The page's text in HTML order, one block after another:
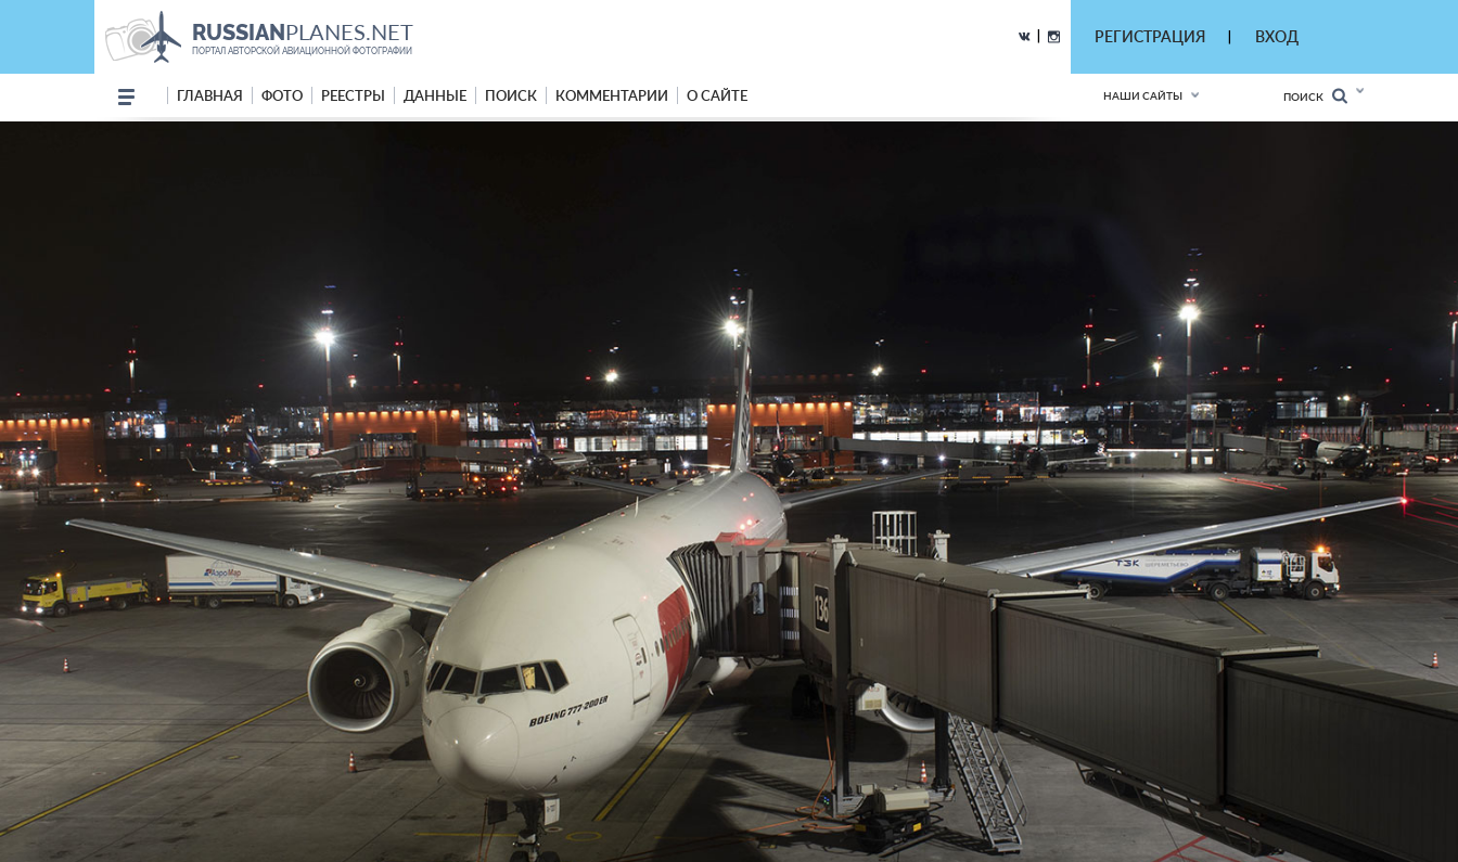
RUSSIANPLANES.NET
ПОРТАЛ АВТОРСКОЙ АВИАЦИОННОЙ ФОТОГРАФИИ
РЕГИСТРАЦИЯ ВХОД
ГЛАВНАЯ ФОТО РЕЕСТРЫ ДАННЫЕ ПОИСК КОММЕНТАРИИ О САЙТЕ НАШИ САЙТЫ ПОИСК